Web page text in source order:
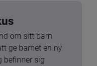
om sitt barn
ge barnet en ny
befinner sig